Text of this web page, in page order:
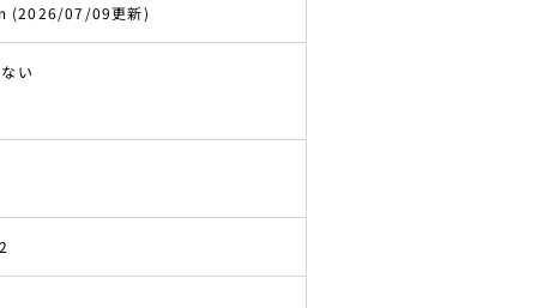
(2026/07/09更新)
い